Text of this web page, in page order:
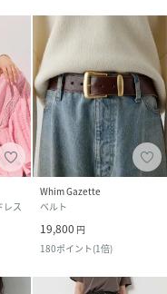
ス
Whim Gazette
ベルト
19,800 円
180ポイント(1倍)